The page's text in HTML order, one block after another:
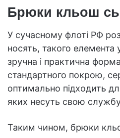
Брюки кльош
У сучасному флоті РФ
носять, такого елемента
зручна і практична
стандартного покрою,
оптимально підходить
яких несуть свою
Таким чином, брюки